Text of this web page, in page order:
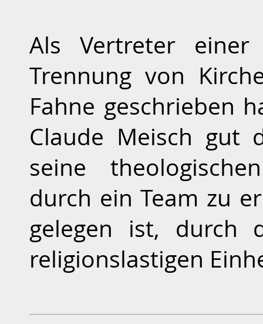
Als Vertreter
Trennung von
Fahne geschrieben
Claude Meisch gut
seine
durch ein Team zu
gelegen ist, durch
religionslastigen